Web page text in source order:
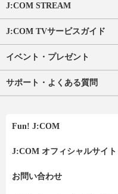
J:COM STREAM
J:COM TVサービスガイド
イベント・プレゼント
サポート・よくある質問
Fun! J:COM
J:COM オフィシャルサイト
お問い合わせ